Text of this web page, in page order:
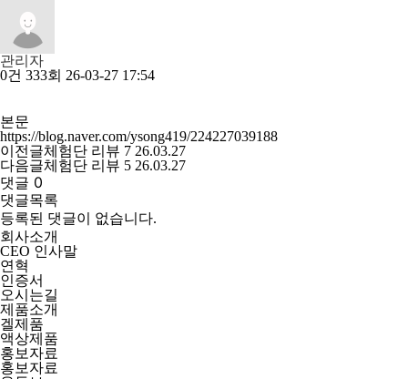
관리자
0건 333회 26-03-27 17:54
본문
https://blog.naver.com/ysong419/224227039188
이전글체험단 리뷰 7 26.03.27
다음글체험단 리뷰 5 26.03.27
댓글 0
댓글목록
등록된 댓글이 없습니다.
회사소개
CEO 인사말
연혁
인증서
오시는길
제품소개
겔제품
액상제품
홍보자료
홍보자료